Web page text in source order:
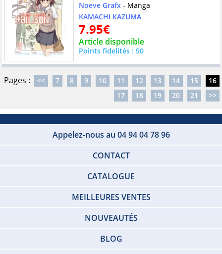
Noeve Grafx- Manga
KAMACHI KAZUMA
7.95€
Article disponible
Points fidelités : 50
Pages : << 7 8 9 10 11 12 13 14 15
16
17
18 19 20 21 >>
Appelez-nous au 04 94 04 78 96
CONTACT
CATALOGUE
MEILLEURES VENTES
NOUVEAUTÉS
BLOG